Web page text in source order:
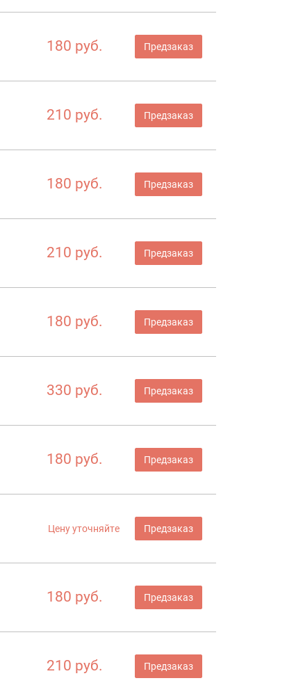
180 руб. Предзаказ
210 руб. Предзаказ
180 руб. Предзаказ
210 руб. Предзаказ
180 руб. Предзаказ
330 руб. Предзаказ
180 руб. Предзаказ
Цену уточняйте Предзаказ
180 руб. Предзаказ
210 руб. Предзаказ